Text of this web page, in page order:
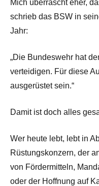
Mich überrascht eher,
schrieb das BSW in
Jahr:
„Die Bundeswehr hat
verteidigen. Für diese
ausgerüstet sein.“
Damit ist doch alles
Wer heute lebt, lebt in
Rüstungskonzern, der
von Fördermitteln,
oder der Hoffnung auf